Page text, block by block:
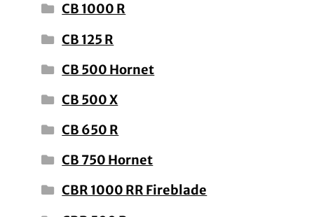
CB 1000 R
CB 125 R
CB 500 Hornet
CB 500 X
CB 650 R
CB 750 Hornet
CBR 1000 RR Fireblade